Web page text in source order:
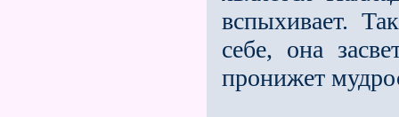
вспыхивает.
себе, она
пронижет